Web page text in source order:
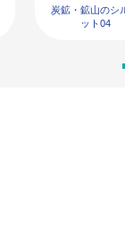
炭鉱・鉱山のシ
ット04